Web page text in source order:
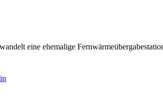
eine ehemalige